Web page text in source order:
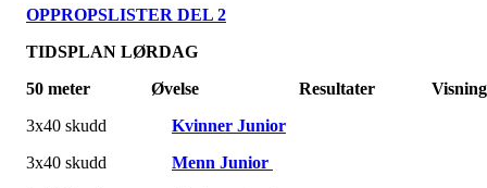
OPPROPSLISTER DEL 2
TIDSPLAN LØRDAG
50 meter Øvelse Resultater Visning
3x40 skudd Kvinner Junior
3x40 skudd
Menn Junior